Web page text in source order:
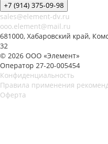
+7 (914) 375-09-98
sales@element-dv.ru
ooo.element@mail.ru
681000, Хабаровский край,
32
© 2026 ООО «Элемент»
Оператор 27-20-005454
Конфиденциальность
Правила применения
Оферта